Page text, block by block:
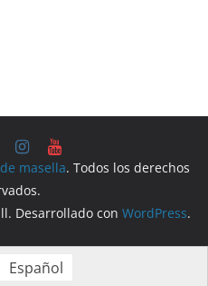
masella. Todos los derechos
Desarrollado con WordPress.
Español